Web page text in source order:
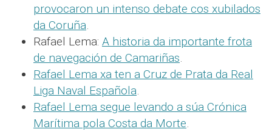
provocaron un intenso debate cos xubilados
da Coruña.
Rafael Lema: A historia da importante frota
de navegación de Camariñas.
Rafael Lema xa ten a Cruz de Prata da Real
Liga Naval Española.
Rafael Lema segue levando a súa Crónica
Marítima pola Costa da Morte.